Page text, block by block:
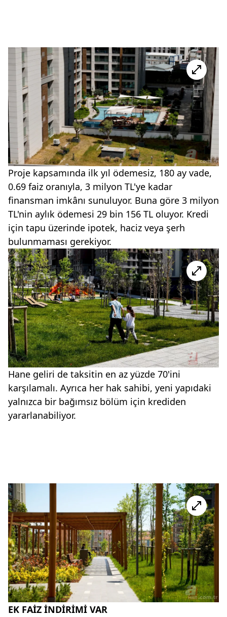
Proje kapsamında ilk yıl ödemesiz, 180 ay vade,
0.69 faiz oranıyla, 3 milyon TL'ye kadar
finansman imkânı sunuluyor. Buna göre 3 milyon
TL'nin aylık ödemesi 29 bin 156 TL oluyor. Kredi
için tapu üzerinde ipotek, haciz veya şerh
bulunmaması gerekiyor.
Hane geliri de taksitin en az yüzde 70'ini
karşılamalı. Ayrıca her hak sahibi, yeni yapıdaki
yalnızca bir bağımsız bölüm için krediden
yararlanabiliyor.
EK FAİZ İNDİRİMİ VAR